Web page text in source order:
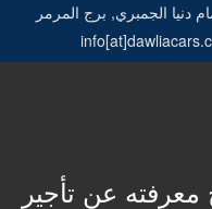
دنيا الجمبري, برج المرمر
معرفته عن تأجير